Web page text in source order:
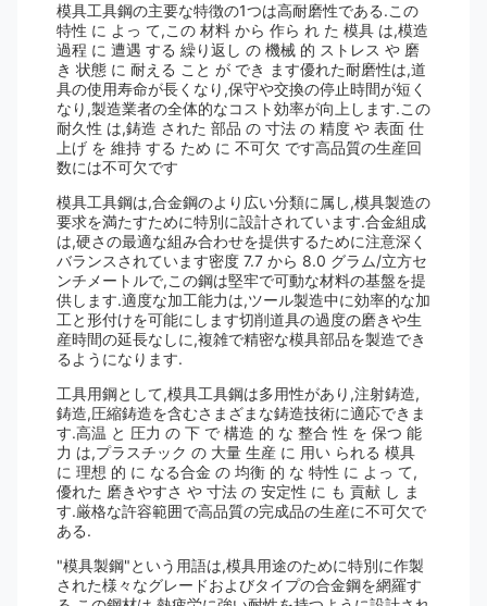
模具工具鋼の主要な特徴の1つは高耐磨性である.この
特性 に よっ て,この 材料 から 作ら れ た 模具 は,模造
過程 に 遭遇 する 繰り返し の 機械 的 ストレス や 磨
き 状態 に 耐える こと が でき ます優れた耐磨性は,道
具の使用寿命が長くなり,保守や交換の停止時間が短く
なり,製造業者の全体的なコスト効率が向上します.この
耐久性 は,鋳造 された 部品 の 寸法 の 精度 や 表面 仕
上げ を 維持 する ため に 不可欠 です高品質の生産回
数には不可欠です
模具工具鋼は,合金鋼のより広い分類に属し,模具製造の
要求を満たすために特別に設計されています.合金組成
は,硬さの最適な組み合わせを提供するために注意深く
バランスされています密度 7.7 から 8.0 グラム/立方セ
ンチメートルで,この鋼は堅牢で可動な材料の基盤を提
供します.適度な加工能力は,ツール製造中に効率的な加
工と形付けを可能にします切削道具の過度の磨きや生
産時間の延長なしに,複雑で精密な模具部品を製造でき
るようになります.
工具用鋼として,模具工具鋼は多用性があり,注射鋳造,
鋳造,圧縮鋳造を含むさまざまな鋳造技術に適応できま
す.高温 と 圧力 の 下 で 構造 的 な 整合 性 を 保つ 能
力 は,プラスチック の 大量 生産 に 用い られる 模具
に 理想 的 に なる合金 の 均衡 的 な 特性 に よっ て,
優れた 磨きやすさ や 寸法 の 安定性 に も 貢献 し ま
す.厳格な許容範囲で高品質の完成品の生産に不可欠で
ある.
"模具製鋼"という用語は,模具用途のために特別に作製
された様々なグレードおよびタイプの合金鋼を網羅す